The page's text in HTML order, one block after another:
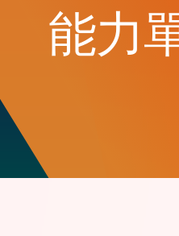
能力